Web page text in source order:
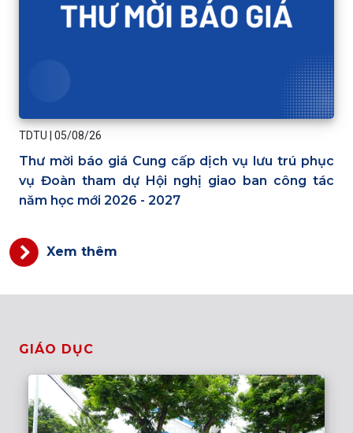
TDTU | 05/08/26
Thư mời báo giá Cung cấp dịch vụ lưu trú phục
vụ Đoàn tham dự Hội nghị giao ban công tác
năm học mới 2026 - 2027
Xem thêm
GIÁO DỤC